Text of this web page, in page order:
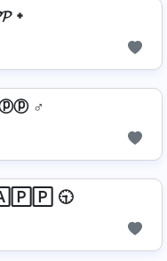
᛭
♂️
🕤